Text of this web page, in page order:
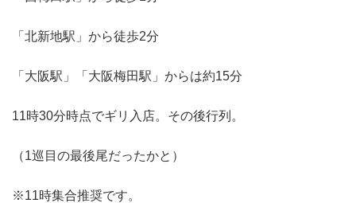
「北新地駅」から徒歩2分
「大阪駅」「大阪梅田駅」からは約15分
11時30分時点でギリ入店。その後行列。
（1巡目の最後尾だったかと）
※11時集合推奨です。